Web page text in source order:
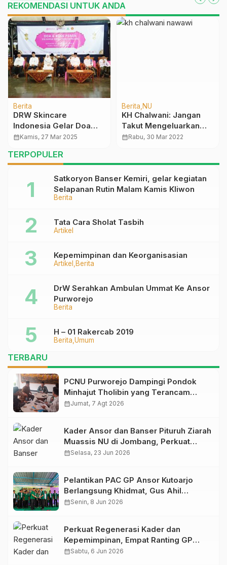
REKOMENDASI UNTUK ANDA
Berita
DRW Skincare
Indonesia Gelar Doa
dan Buka Puasa
Kabupaten Purworejo
calendar_monthKamis, 27 Mar 2025
Berita NU
KH Chalwani: Jangan
Takut Mengeluarkan
Uang Untuk NU,
calendar_monthRabu, 30 Mar 2022
TERPOPULER
Berita
Satkoryon Banser Kemiri, gelar kegiatan
Selapanan Rutin Malam Kamis Kliwon
Artikel
Tata Cara Sholat Tasbih
Artikel Berita
Kepemimpinan dan Keorganisasian
Berita
DrW Serahkan Ambulan Ummat Ke Ansor
Purworejo
Berita Umum
H – 01 Rakercab 2019
TERBARU
PCNU Purworejo Dampingi Pondok
Minhajut Tholibin yang Terancam
Dieksekusi Pengadilan
calendar_monthJumat, 7 Agt 2026
Kader Ansor dan Banser Pituruh Ziarah
Muassis NU di Jombang, Perkuat
Spirit Khidmah dan Ke-NU-an
calendar_monthSelasa, 23 Jun 2026
Pelantikan PAC GP Ansor Kutoarjo
Berlangsung Khidmat, Gus Ahil
Ingatkan Ansor Harus Bermanfaat bagi
calendar_monthSenin, 8 Jun 2026
Perkuat Regenerasi Kader dan
Kepemimpinan, Empat Ranting GP
Ansor di Bagelen Gelar Reorganisasi
calendar_monthSabtu, 6 Jun 2026